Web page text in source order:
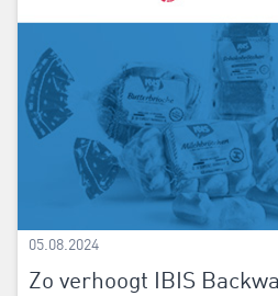
05.08.2024
Zo verhoogt IBIS